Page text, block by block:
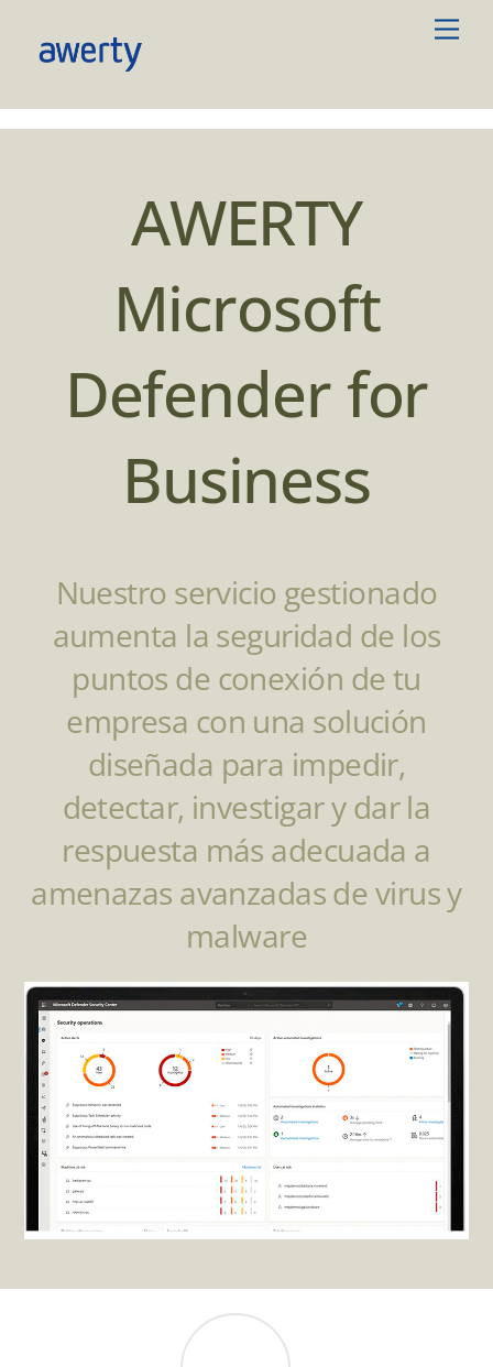
content
AWERTY
Microsoft
Defender for
Business
Nuestro servicio gestionado
aumenta la seguridad de los
puntos de conexión de tu
empresa con una solución
diseñada para impedir,
detectar, investigar y dar la
respuesta más adecuada a
amenazas avanzadas de virus y
malware